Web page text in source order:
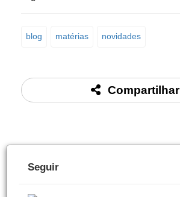
blog matérias novidades
Compartilhar
Seguir